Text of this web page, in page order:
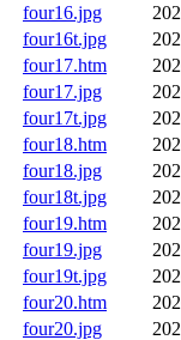
four16.jpg
four16t.jpg
four17.htm
four17.jpg
four17t.jpg
four18.htm
four18.jpg
four18t.jpg
four19.htm
four19.jpg
four19t.jpg
four20.htm
four20.jpg